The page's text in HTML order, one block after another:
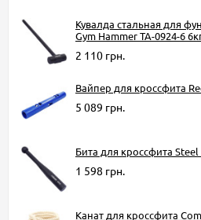
Кувалда стальная для
Gym Hammer TA-0924-6
2 110 грн.
Вайпер для кроссфита
5 089 грн.
Бита для кроссфита Steel
1 598 грн.
Канат для кроссфита